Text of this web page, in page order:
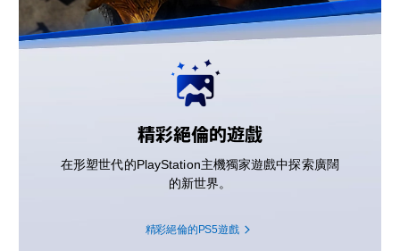
精彩絕倫的遊戲
在形塑世代的PlayStation主機獨家遊戲中探索廣闊
的新世界。
精彩絕倫的PS5遊戲